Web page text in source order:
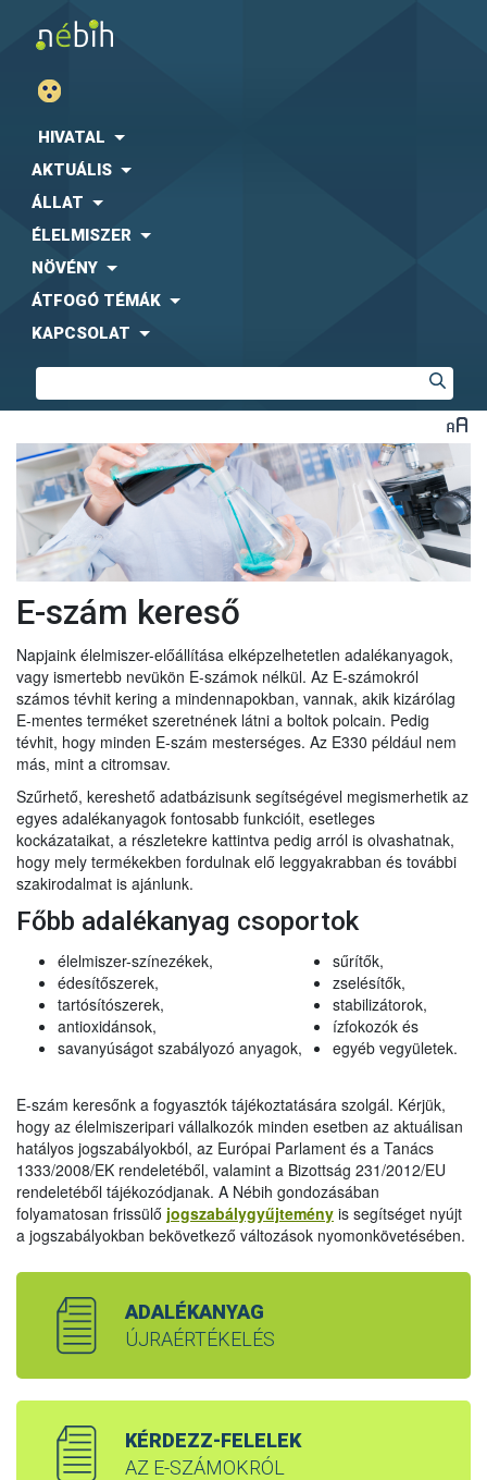
HIVATAL
AKTUÁLIS
ÁLLAT
ÉLELMISZER
NÖVÉNY
ÁTFOGÓ TÉMÁK
KAPCSOLAT
E-szám kereső
Napjaink élelmiszer-előállítása elképzelhetetlen adalékanyagok,
vagy ismertebb nevükön E-számok nélkül. Az E-számokról
számos tévhit kering a mindennapokban, vannak, akik kizárólag
E-mentes terméket szeretnének látni a boltok polcain. Pedig
tévhit, hogy minden E-szám mesterséges. Az E330 például nem
más, mint a citromsav.
Szűrhető, kereshető adatbázisunk segítségével megismerhetik az
egyes adalékanyagok fontosabb funkcióit, esetleges
kockázataikat, a részletekre kattintva pedig arról is olvashatnak,
hogy mely termékekben fordulnak elő leggyakrabban és további
szakirodalmat is ajánlunk.
Főbb adalékanyag csoportok
élelmiszer-színezékek,
édesítőszerek,
tartósítószerek,
antioxidánsok,
savanyúságot szabályozó anyagok,
sűrítők,
zselésítők,
stabilizátorok,
ízfokozók és
egyéb vegyületek.
E-szám keresőnk a fogyasztók tájékoztatására szolgál. Kérjük,
hogy az élelmiszeripari vállalkozók minden esetben az aktuálisan
hatályos jogszabályokból, az Európai Parlament és a Tanács
1333/2008/EK rendeletéből, valamint a Bizottság 231/2012/EU
rendeletéből tájékozódjanak. A Nébih gondozásában
folyamatosan frissülő jogszabálygyűjtemény is segítséget nyújt
a jogszabályokban bekövetkező változások nyomonkövetésében.
ADALÉKANYAG
ÚJRAÉRTÉKELÉS
KÉRDEZZ-FELELEK
AZ E-SZÁMOKRÓL